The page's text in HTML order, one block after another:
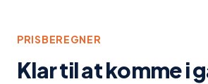
PRISBEREGNER
Klar til at komme i